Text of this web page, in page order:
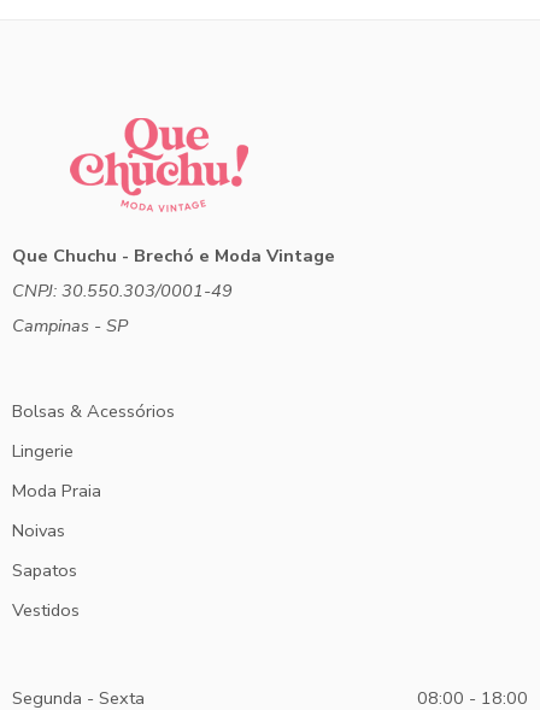
Que Chuchu - Brechó e Moda Vintage
CNPJ: 30.550.303/0001-49
Campinas - SP
Bolsas & Acessórios
Lingerie
Moda Praia
Noivas
Sapatos
Vestidos
Segunda - Sexta 08:00 - 18:00